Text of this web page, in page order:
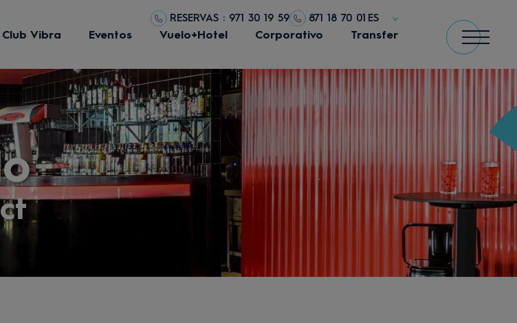
RESERVAS : 971 30 19 59 871 18 70 01 ES
Club Vibra Eventos Vuelo+Hotel Corporativo Transfer